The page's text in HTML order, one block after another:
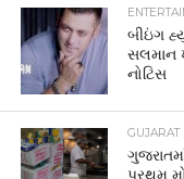
બીઇંગ
સલમાન
નોટિસ
GUJARAT
પ્રથમ